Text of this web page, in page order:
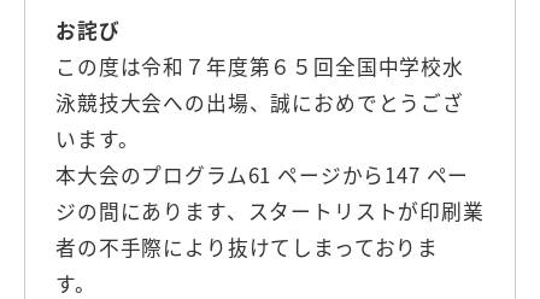
お詫び
この度は令和７年度第６５回全国中学校水
泳競技大会への出場、誠におめでとうござ
います。
本大会のプログラム61 ページから147 ペー
ジの間にあります、スタートリストが印刷業
者の不手際により抜けてしまっておりま
す。